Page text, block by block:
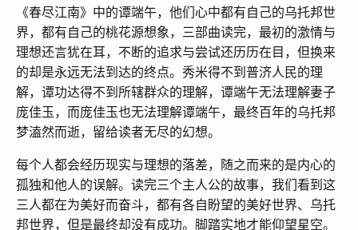
《春尽江南》中的谭端午，他们心中都有自己的乌托邦世
界，都有自己的桃花源想象，三部曲读完，最初的激情与
理想还言犹在耳，不断的追求与尝试还历历在目，但换来
的却是永远无法到达的终点。秀米得不到普济人民的理
解，谭功达得不到所辖群众的理解，谭端午无法理解妻子
庞佳玉，而庞佳玉也无法理解谭端午，最终百年的乌托邦
梦溘然而逝，留给读者无尽的幻想。
每个人都会经历现实与理想的落差，随之而来的是内心的
孤独和他人的误解。读完三个主人公的故事，我们看到这
三人都在为美好而奋斗，都有各自盼望的美好世界、乌托
邦世界，但是最终却没有成功。脚踏实地才能仰望星空。